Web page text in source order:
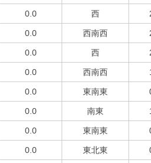
0.0 西
0.0 西南西
0.0 西
0.0 西南西
0.0 東南東
0.0 南東
0.0 東南東
0.0 東北東